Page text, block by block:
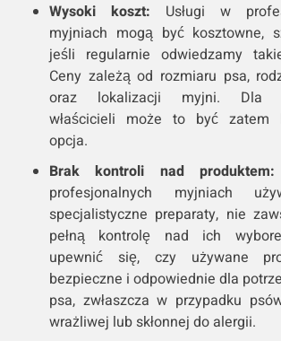
Wysoki koszt: Usługi w
myjniach mogą być kosztowne,
jeśli regularnie odwiedzamy
Ceny zależą od rozmiaru psa,
oraz lokalizacji myjni. Dla
właścicieli może to być zatem
opcja.
Brak kontroli nad produktem:
profesjonalnych myjniach
specjalistyczne preparaty, nie
pełną kontrolę nad ich
upewnić się, czy używane
bezpieczne i odpowiednie dla
psa, zwłaszcza w przypadku
wrażliwej lub skłonnej do alergii.